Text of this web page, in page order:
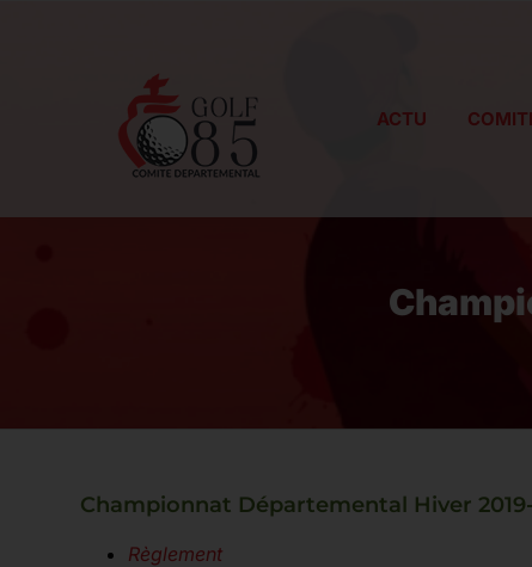
ACTU
Championnat Départemental Hiver
Règlement